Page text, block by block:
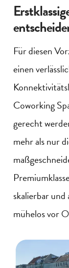
Für diesen
einen
Coworking
gerecht
mehr als nur
skalierbar
mühelos vor